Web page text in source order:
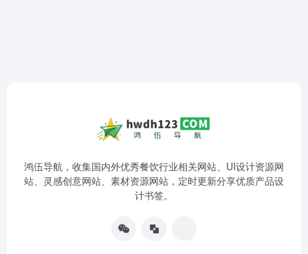
鸿伍导航，收集国内外优秀餐饮行业相关网站、UI设计资源网
站、灵感创意网站、素材资源网站，定时更新分享优质产品设
计书签。